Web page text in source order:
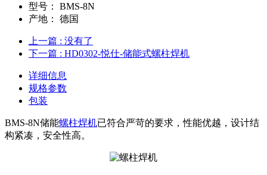
型号：
BMS-8N
产地：
德国
上一篇 : 没有了
下一篇 : HD0302-悦仕-储能式螺柱焊机
详细信息
规格参数
包装
BMS-8N储能螺柱焊机已符合严苛的要求，性能优越，设计结
构紧凑，安全性高。